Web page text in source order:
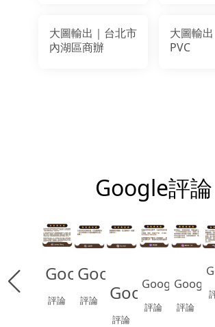
大圖輸出｜台北市
內湖區商辦
大圖輸
PVC
Google評論
Google
評論
Google
評論 Google
評論
Google
評論
Google
評論